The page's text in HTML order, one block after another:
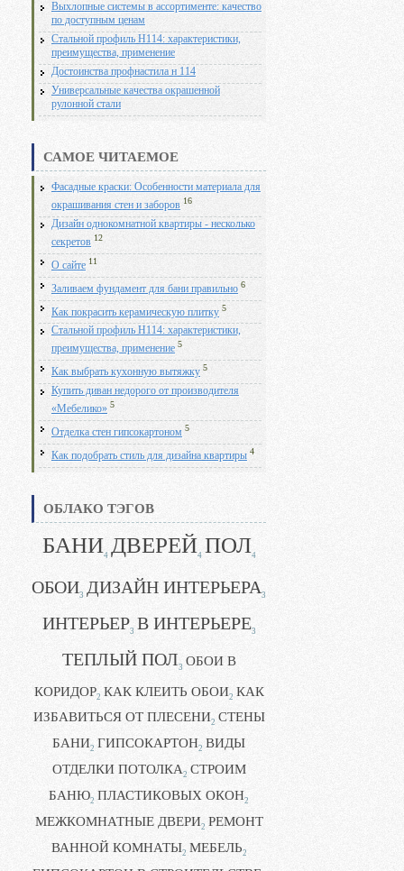
Выхлопные системы в ассортименте: качество
по доступным ценам
Стальной профиль Н114: характеристики,
преимущества, применение
Достоинства профнастила н 114
Универсальные качества окрашенной
рулонной стали
САМОЕ ЧИТАЕМОЕ
Фасадные краски: Особенности материала для
окрашивания стен и заборов 16
Дизайн однокомнатной квартиры - несколько
секретов 12
О сайте 11
Заливаем фундамент для бани правильно 6
Как покрасить керамическую плитку 5
Стальной профиль Н114: характеристики,
преимущества, применение 5
Как выбрать кухонную вытяжку 5
Купить диван недорого от производителя
«Мебелико» 5
Отделка стен гипсокартоном 5
Как подобрать стиль для дизайна квартиры 4
ОБЛАКО ТЭГОВ
БАНИ4 ДВЕРЕЙ4 ПОЛ4
ОБОИ3 ДИЗАЙН ИНТЕРЬЕРА3
ИНТЕРЬЕР3 В ИНТЕРЬЕРЕ3
ТЕПЛЫЙ ПОЛ3 ОБОИ В
КОРИДОР2 КАК КЛЕИТЬ ОБОИ2 КАК
ИЗБАВИТЬСЯ ОТ ПЛЕСЕНИ2 СТЕНЫ
БАНИ2 ГИПСОКАРТОН2 ВИДЫ
ОТДЕЛКИ ПОТОЛКА2 СТРОИМ
БАНЮ2 ПЛАСТИКОВЫХ ОКОН2
МЕЖКОМНАТНЫЕ ДВЕРИ2 РЕМОНТ
ВАННОЙ КОМНАТЫ2 МЕБЕЛЬ2